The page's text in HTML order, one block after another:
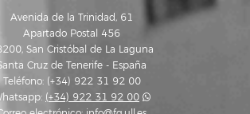
Avenida de la Trinidad, 61
Apartado Postal 456
San Cristóbal de La Laguna
Cruz de Tenerife - España
Teléfono: (+34) 922 31 92 00
(+34) 922 31 92 00